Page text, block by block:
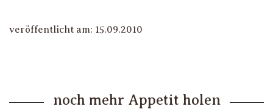
veröffentlicht am: 15.09.2010
noch mehr Appetit holen